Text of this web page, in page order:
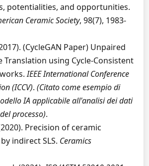
potentialities, and opportunities.
Ceramic Society, 98(7), 1983-
(CycleGAN Paper) Unpaired
Translation using Cycle-Consistent
IEEE International Conference
(ICCV). (Citato come esempio di
IA applicabile all'analisi dei dati
processo).
Precision of ceramic
indirect SLS. Ceramics